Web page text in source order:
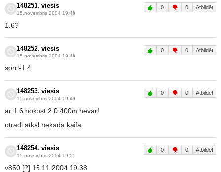
148251. viesis
15.novembris 2004 19:48
0 0 Atbildēt
1.6?
148252. viesis
15.novembris 2004 19:48
0 0 Atbildēt
sorri-1.4
148253. viesis
15.novembris 2004 19:49
0 0 Atbildēt
ar 1.6 nokost 2.0 400m nevar!
otrādi atkal nekāda kaifa
148254. viesis
15.novembris 2004 19:51
0 0 Atbildēt
v850 [?] 15.11.2004 19:38